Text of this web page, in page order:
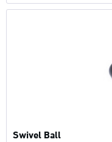
Swivel Ball